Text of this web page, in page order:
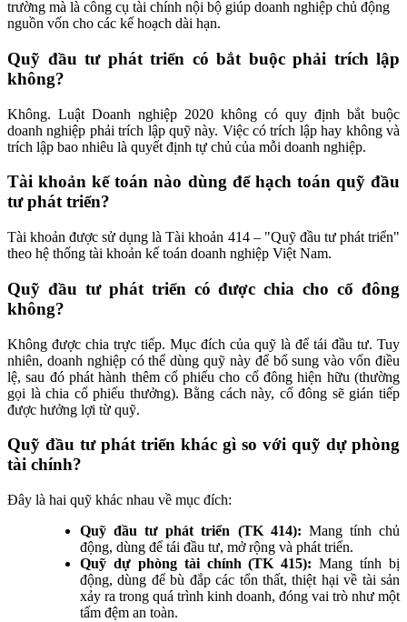
trường mà là công cụ tài chính nội bộ giúp doanh nghiệp chủ động
nguồn vốn cho các kế hoạch dài hạn.
Quỹ đầu tư phát triển có bắt buộc phải trích lập
không?
Không. Luật Doanh nghiệp 2020 không có quy định bắt buộc
doanh nghiệp phải trích lập quỹ này. Việc có trích lập hay không và
trích lập bao nhiêu là quyết định tự chủ của mỗi doanh nghiệp.
Tài khoản kế toán nào dùng để hạch toán quỹ đầu
tư phát triển?
Tài khoản được sử dụng là Tài khoản 414 – "Quỹ đầu tư phát triển"
theo hệ thống tài khoản kế toán doanh nghiệp Việt Nam.
Quỹ đầu tư phát triển có được chia cho cổ đông
không?
Không được chia trực tiếp. Mục đích của quỹ là để tái đầu tư. Tuy
nhiên, doanh nghiệp có thể dùng quỹ này để bổ sung vào vốn điều
lệ, sau đó phát hành thêm cổ phiếu cho cổ đông hiện hữu (thường
gọi là chia cổ phiếu thưởng). Bằng cách này, cổ đông sẽ gián tiếp
được hưởng lợi từ quỹ.
Quỹ đầu tư phát triển khác gì so với quỹ dự phòng
tài chính?
Đây là hai quỹ khác nhau về mục đích:
Quỹ đầu tư phát triển (TK 414): Mang tính chủ
động, dùng để tái đầu tư, mở rộng và phát triển.
Quỹ dự phòng tài chính (TK 415): Mang tính bị
động, dùng để bù đắp các tổn thất, thiệt hại về tài sản
xảy ra trong quá trình kinh doanh, đóng vai trò như một
tấm đệm an toàn.